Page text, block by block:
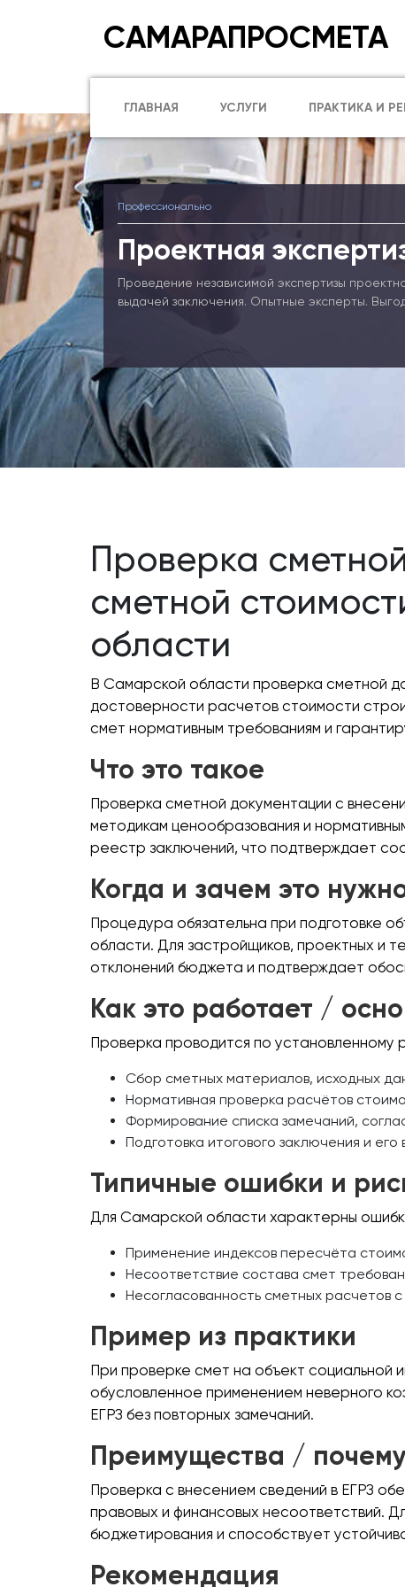
САМАРАПРОСМЕТА
ГЛАВНАЯ УСЛУГИ ПРАКТИКА И
Профессионально
Проектная
Проведение независимой экспертизы
выдачей заключения. Опытные эксперты.
Проверка
сметной
области
В Самарской области проверка сметной
достоверности расчетов стоимости
смет нормативным требованиям и
Что это такое
Проверка сметной документации с
методикам ценообразования и
реестр заключений, что подтверждает
Когда и зачем это
Процедура обязательна при подготовке
области. Для застройщиков, проектных и
отклонений бюджета и подтверждает
Как это работает /
Проверка проводится по установленному
Сбор сметных материалов, исходных
Нормативная проверка расчётов
Формирование списка замечаний,
Подготовка итогового заключения и
Типичные ошибки и
Для Самарской области характерны
Применение индексов пересчёта
Несоответствие состава смет
Несогласованность сметных расчетов
Пример из практики
При проверке смет на объект социальной
обусловленное применением неверного
ЕГРЗ без повторных замечаний.
Преимущества /
Проверка с внесением сведений в ЕГРЗ
правовых и финансовых несоответствий.
бюджетирования и способствует
Рекомендация